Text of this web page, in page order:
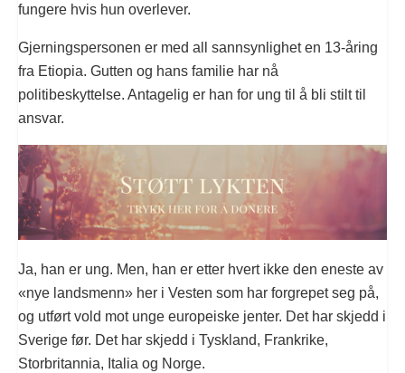
fungere hvis hun overlever.
Gjerningspersonen er med all sannsynlighet en 13-åring
fra Etiopia. Gutten og hans familie har nå
politibeskyttelse. Antagelig er han for ung til å bli stilt til
ansvar.
Ja, han er ung. Men, han er etter hvert ikke den eneste av
«nye landsmenn» her i Vesten som har forgrepet seg på,
og utført vold mot unge europeiske jenter. Det har skjedd i
Sverige før. Det har skjedd i Tyskland, Frankrike,
Storbritannia, Italia og Norge.